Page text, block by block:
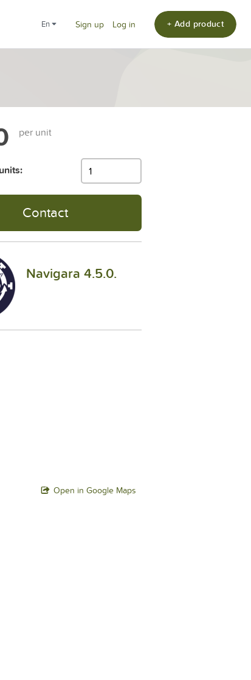
en Sign up Log in + Add product
per unit
Contact
Navigara 4.5.0.
Open in Google Maps